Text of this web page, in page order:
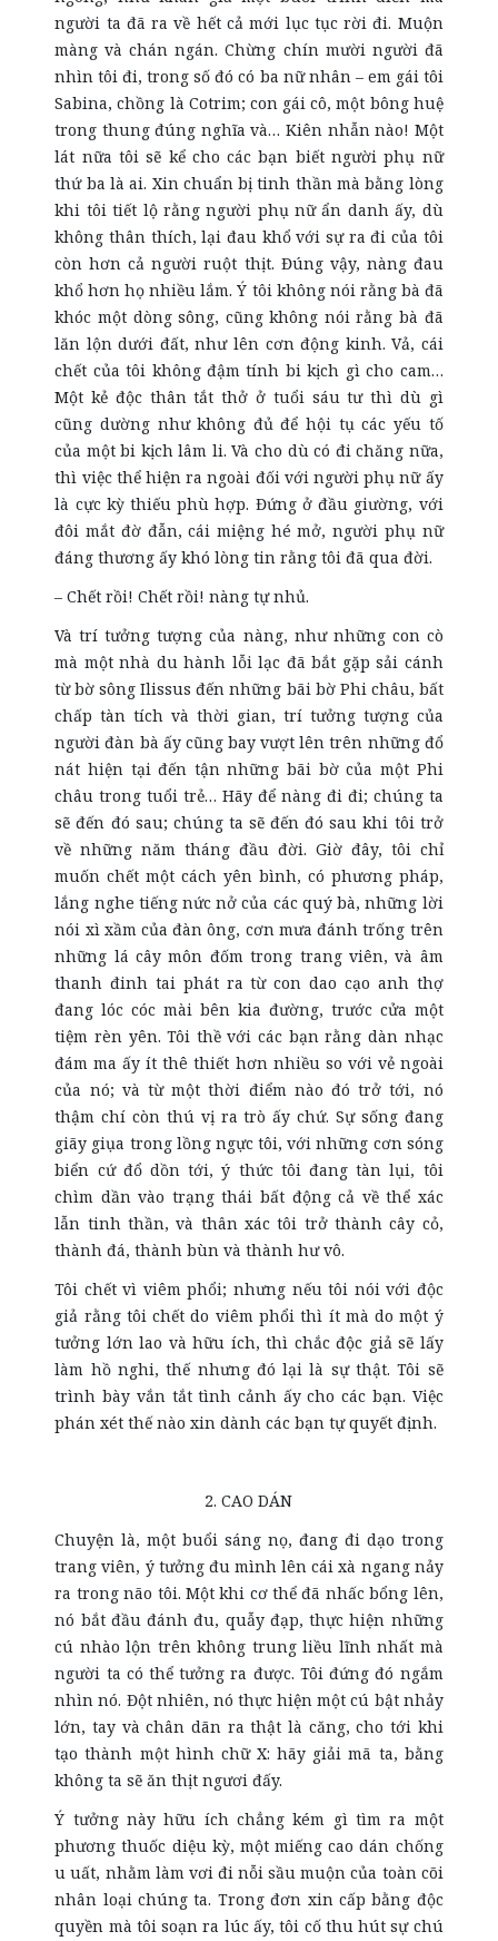
người ta đã ra về hết cả mới lục tục rời đi. Muộn
màng và chán ngán. Chừng chín mười người đã
nhìn tôi đi, trong số đó có ba nữ nhân – em gái tôi
Sabina, chồng là Cotrim; con gái cô, một bông huệ
trong thung đúng nghĩa và… Kiên nhẫn nào! Một
lát nữa tôi sẽ kể cho các bạn biết người phụ nữ
thứ ba là ai. Xin chuẩn bị tinh thần mà bằng lòng
khi tôi tiết lộ rằng người phụ nữ ẩn danh ấy, dù
không thân thích, lại đau khổ với sự ra đi của tôi
còn hơn cả người ruột thịt. Đúng vậy, nàng đau
khổ hơn họ nhiều lắm. Ý tôi không nói rằng bà đã
khóc một dòng sông, cũng không nói rằng bà đã
lăn lộn dưới đất, như lên cơn động kinh. Vả, cái
chết của tôi không đậm tính bi kịch gì cho cam…
Một kẻ độc thân tắt thở ở tuổi sáu tư thì dù gì
cũng dường như không đủ để hội tụ các yếu tố
của một bi kịch lâm li. Và cho dù có đi chăng nữa,
thì việc thể hiện ra ngoài đối với người phụ nữ ấy
là cực kỳ thiếu phù hợp. Đứng ở đầu giường, với
đôi mắt đờ đẫn, cái miệng hé mở, người phụ nữ
đáng thương ấy khó lòng tin rằng tôi đã qua đời.
– Chết rồi! Chết rồi! nàng tự nhủ.
Và trí tưởng tượng của nàng, như những con cò
mà một nhà du hành lỗi lạc đã bắt gặp sải cánh
từ bờ sông Ilissus đến những bãi bờ Phi châu, bất
chấp tàn tích và thời gian, trí tưởng tượng của
người đàn bà ấy cũng bay vượt lên trên những đổ
nát hiện tại đến tận những bãi bờ của một Phi
châu trong tuổi trẻ… Hãy để nàng đi đi; chúng ta
sẽ đến đó sau; chúng ta sẽ đến đó sau khi tôi trở
về những năm tháng đầu đời. Giờ đây, tôi chỉ
muốn chết một cách yên bình, có phương pháp,
lắng nghe tiếng nức nở của các quý bà, những lời
nói xì xầm của đàn ông, cơn mưa đánh trống trên
những lá cây môn đốm trong trang viên, và âm
thanh đinh tai phát ra từ con dao cạo anh thợ
đang lóc cóc mài bên kia đường, trước cửa một
tiệm rèn yên. Tôi thề với các bạn rằng dàn nhạc
đám ma ấy ít thê thiết hơn nhiều so với vẻ ngoài
của nó; và từ một thời điểm nào đó trở tới, nó
thậm chí còn thú vị ra trò ấy chứ. Sự sống đang
giãy giụa trong lồng ngực tôi, với những cơn sóng
biển cứ đổ dồn tới, ý thức tôi đang tàn lụi, tôi
chìm dần vào trạng thái bất động cả về thể xác
lẫn tinh thần, và thân xác tôi trở thành cây cỏ,
thành đá, thành bùn và thành hư vô.
Tôi chết vì viêm phổi; nhưng nếu tôi nói với độc
giả rằng tôi chết do viêm phổi thì ít mà do một ý
tưởng lớn lao và hữu ích, thì chắc độc giả sẽ lấy
làm hồ nghi, thế nhưng đó lại là sự thật. Tôi sẽ
trình bày vắn tắt tình cảnh ấy cho các bạn. Việc
phán xét thế nào xin dành các bạn tự quyết định.
2. CAO DÁN
Chuyện là, một buổi sáng nọ, đang đi dạo trong
trang viên, ý tưởng đu mình lên cái xà ngang nảy
ra trong não tôi. Một khi cơ thể đã nhấc bổng lên,
nó bắt đầu đánh đu, quẫy đạp, thực hiện những
cú nhào lộn trên không trung liều lĩnh nhất mà
người ta có thể tưởng ra được. Tôi đứng đó ngắm
nhìn nó. Đột nhiên, nó thực hiện một cú bật nhảy
lớn, tay và chân dãn ra thật là căng, cho tới khi
tạo thành một hình chữ X: hãy giải mã ta, bằng
không ta sẽ ăn thịt ngươi đấy.
Ý tưởng này hữu ích chẳng kém gì tìm ra một
phương thuốc diệu kỳ, một miếng cao dán chống
u uất, nhằm làm vơi đi nỗi sầu muộn của toàn cõi
nhân loại chúng ta. Trong đơn xin cấp bằng độc
quyền mà tôi soạn ra lúc ấy, tôi cố thu hút sự chú